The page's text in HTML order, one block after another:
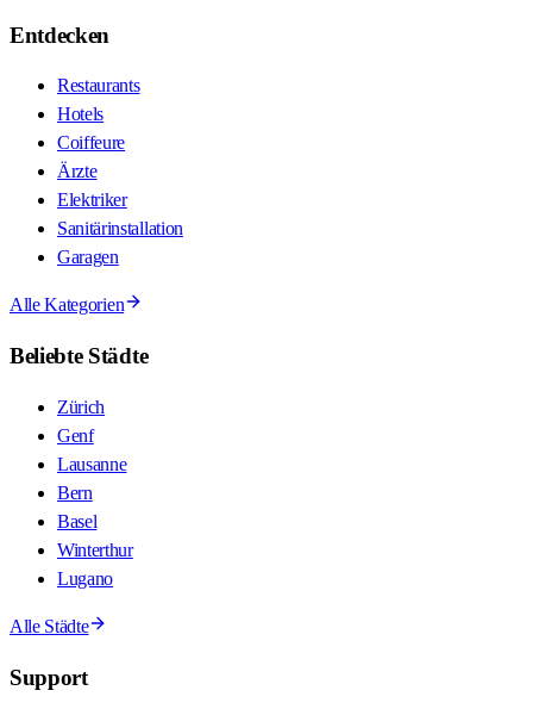
Entdecken
Restaurants
Hotels
Coiffeure
Ärzte
Elektriker
Sanitärinstallation
Garagen
Alle Kategorien
Beliebte Städte
Zürich
Genf
Lausanne
Bern
Basel
Winterthur
Lugano
Alle Städte
Support